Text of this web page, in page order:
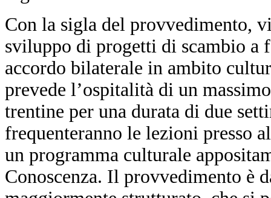
Con la sigla del provvedimento,
sviluppo di progetti di scambio a
accordo bilaterale in ambito
prevede l’ospitalità di un
trentine per una durata di due
frequenteranno le lezioni presso
un programma culturale
Conoscenza. Il provvedimento è